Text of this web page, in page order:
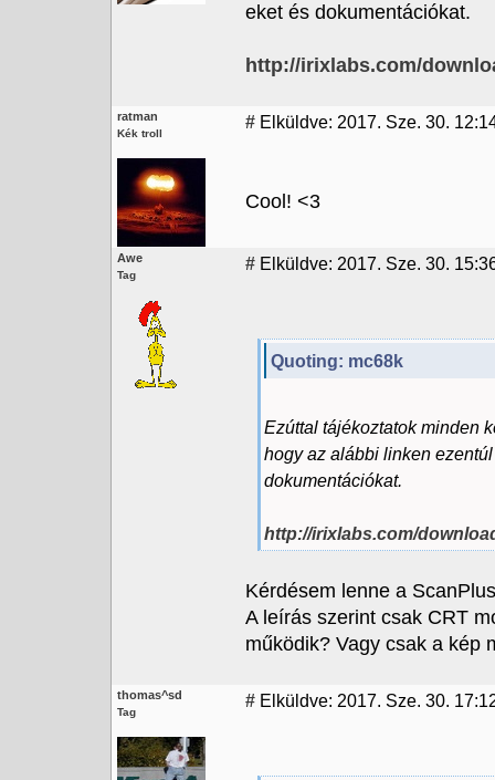
eket és dokumentációkat.
http://irixlabs.com/
ratman
Kék troll
# Elküldve: 2017. Sze. 30.
Cool! <3
Awe
Tag
# Elküldve: 2017. Sze. 30.
Quoting: mc68k
Ezúttal tájékoztatok minden
hogy az alábbi linken
dokumentációkat.
http://irixlabs.com/
Kérdésem lenne a
A leírás szerint csak CRT
működik? Vagy csak a kép
thomas^sd
Tag
# Elküldve: 2017. Sze. 30.